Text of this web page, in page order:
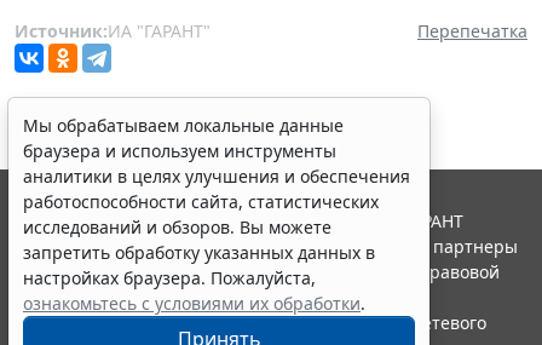
Источник:ИА "ГАРАНТ" Перепечатка
Мы обрабатываем локальные данные
браузера и используем инструменты
аналитики в целях улучшения и обеспечения
работоспособности сайта, статистических
исследований и обзоров. Вы можете
запретить обработку указанных данных в
настройках браузера. Пожалуйста,
ознакомьтесь с условиями их обработки.
Принять
© ООО "НПП "ГАРАНТ-СЕРВИС", 2026. Система ГАРАНТ
выпускается с 1990 года. Компания "Гарант" и ее партнеры
являются участниками Российской ассоциации правовой
информации ГАРАНТ.
Портал ГАРАНТ.РУ зарегистрирован в качестве сетевого